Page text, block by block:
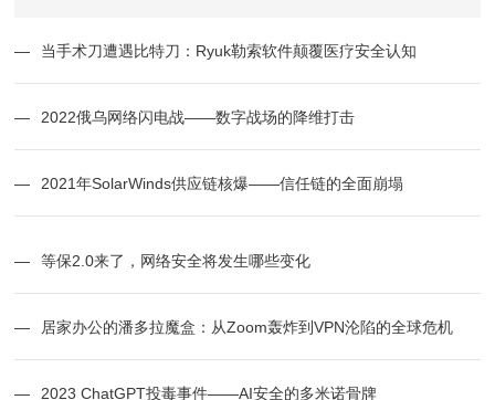
— 当手术刀遭遇比特刀：Ryuk勒索软件颠覆医疗安全认知
— 2022俄乌网络闪电战——数字战场的降维打击
— 2021年SolarWinds供应链核爆——信任链的全面崩塌
— 等保2.0来了，网络安全将发生哪些变化
— 居家办公的潘多拉魔盒：从Zoom轰炸到VPN沦陷的全球危机
— 2023 ChatGPT投毒事件——AI安全的多米诺骨牌